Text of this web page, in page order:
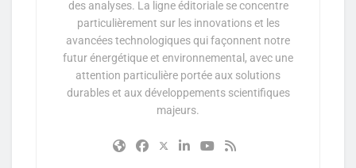
des analyses. La ligne éditoriale se concentre
particulièrement sur les innovations et les
avancées technologiques qui façonnent notre
futur énergétique et environnemental, avec une
attention particulière portée aux solutions
durables et aux développements scientifiques
majeurs.